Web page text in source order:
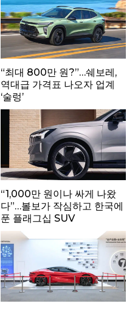
“최대 800만 원?”…쉐보레,
역대급 가격표 나오자 업계
‘술렁’
“1,000만 원이나 싸게 나왔
다”…볼보가 작심하고 한국에
푼 플래그십 SUV